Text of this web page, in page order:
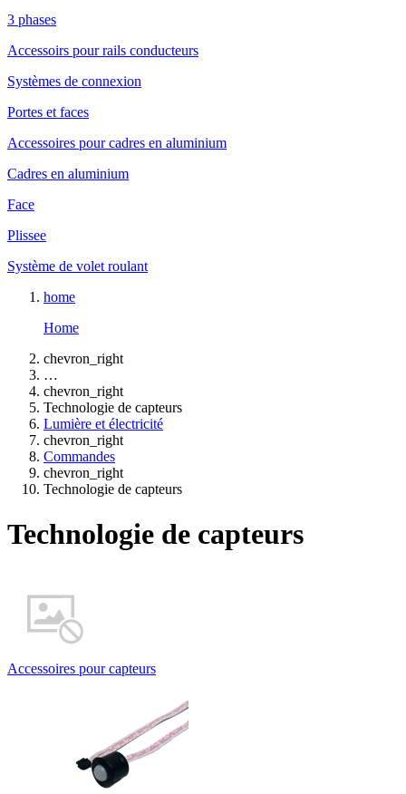
3 phases
Accessoirs pour rails conducteurs
Systèmes de connexion
Portes et faces
Accessoires pour cadres en aluminium
Cadres en aluminium
Face
Plissee
Système de volet roulant
home
Home
chevron_right
…
chevron_right
Technologie de capteurs
Lumière et électricité
chevron_right
Commandes
chevron_right
Technologie de capteurs
Technologie de capteurs
Accessoires pour capteurs